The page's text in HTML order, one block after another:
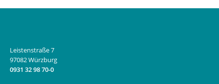
Leistenstraße 7
97082 Würzburg
0931 32 98 70-0